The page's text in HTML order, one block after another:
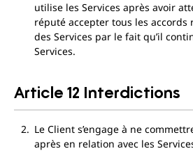
utilise les Services après avoir
réputé accepter tous les accords
des Services par le fait qu’il
Services.
Article 12 Interdictions
Le Client s’engage à ne
après en relation avec les